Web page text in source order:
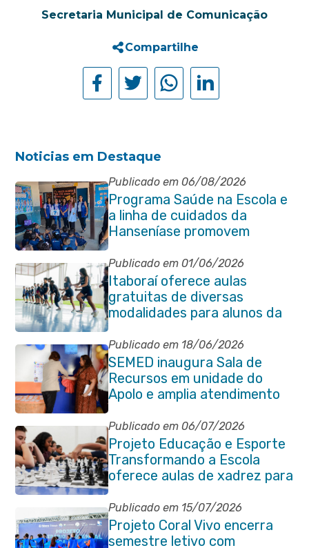
Secretaria Municipal de Comunicação
Compartilhe
Noticias em Destaque
Publicado em 06/08/2026
Programa Saúde na Escola e
a linha de cuidados da
Hanseníase promovem
conscientização sobre
hanseníase na E.M Adelaide
de Magalhães Seabra
Publicado em 01/06/2026
Itaboraí oferece aulas
gratuitas de diversas
modalidades para alunos da
rede municipal de ensino
Publicado em 18/06/2026
SEMED inaugura Sala de
Recursos em unidade do
Apolo e amplia atendimento
especializado na rede
municipal
Publicado em 06/07/2026
Projeto Educação e Esporte
Transformando a Escola
oferece aulas de xadrez para
alunos da rede municipal
Publicado em 15/07/2026
Projeto Coral Vivo encerra
semestre letivo com